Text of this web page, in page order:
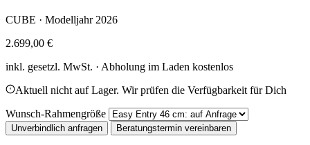
CUBE · Modelljahr 2026
2.699,00 €
inkl. gesetzl. MwSt. · Abholung im Laden kostenlos
Aktuell nicht auf Lager. Wir prüfen die Verfügbarkeit für Dich
Wunsch-Rahmengröße
Unverbindlich anfragen Beratungstermin vereinbaren